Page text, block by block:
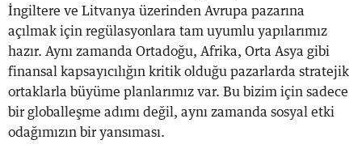
İngiltere ve Litvanya üzerinden Avrupa pazarına
açılmak için regülasyonlara tam uyumlu yapılarımız
hazır. Aynı zamanda Ortadoğu, Afrika, Orta Asya gibi
finansal kapsayıcılığın kritik olduğu pazarlarda stratejik
ortaklarla büyüme planlarımız var. Bu bizim için sadece
bir globalleşme adımı değil, aynı zamanda sosyal etki
odağımızın bir yansıması.